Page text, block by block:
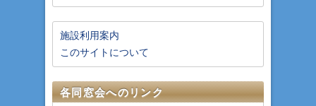
施設利用案内
このサイトについて
各同窓会へのリンク